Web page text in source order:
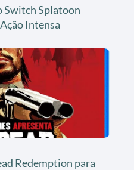
Switch Splatoon
Intensa
Redemption para